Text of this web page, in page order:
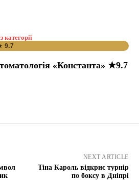
категорії
9.7
«Константа» ★9.7
NEXT ARTICLE
Тіна Кароль відкриє турнір
по боксу в Дніпрі